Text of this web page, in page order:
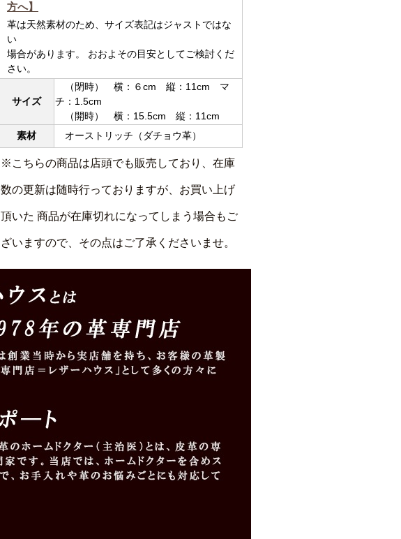
方へ】
革は天然素材のため、サイズ表記はジャストではな
い
場合があります。 おおよその目安としてご検討くだ
さい。
サイズ
（閉時） 横：６cm 縦：11cm マ
チ：1.5cm
（開時） 横：15.5cm 縦：11cm
素材
オーストリッチ（ダチョウ革）
※こちらの商品は店頭でも販売しており、在庫
数の更新は随時行っておりますが、お買い上げ
頂いた 商品が在庫切れになってしまう場合もご
ざいますので、その点はご了承くださいませ。